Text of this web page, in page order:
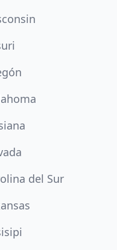
del Sur